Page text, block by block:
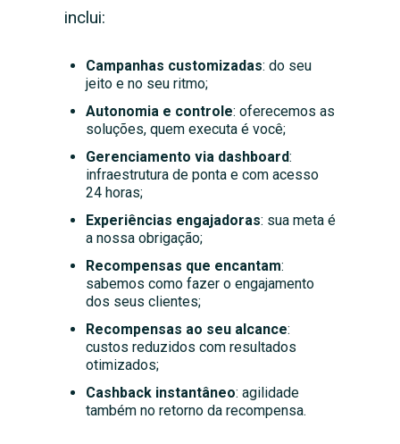
inclui:
Campanhas customizadas: do seu
jeito e no seu ritmo;
Autonomia e controle: oferecemos as
soluções, quem executa é você;
Gerenciamento via dashboard:
infraestrutura de ponta e com acesso
24 horas;
Experiências engajadoras: sua meta é
a nossa obrigação;
Recompensas que encantam:
sabemos como fazer o engajamento
dos seus clientes;
Recompensas ao seu alcance:
custos reduzidos com resultados
otimizados;
Cashback instantâneo: agilidade
também no retorno da recompensa.